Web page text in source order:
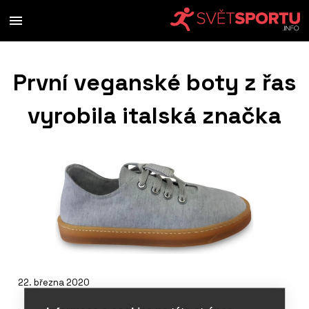
První veganské boty z řas
vyrobila italská značka
22. března 2020